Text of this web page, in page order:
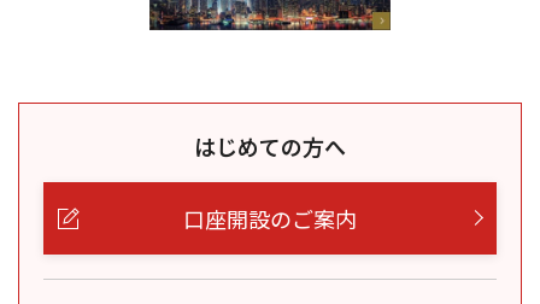
はじめての方へ
口座開設のご案内